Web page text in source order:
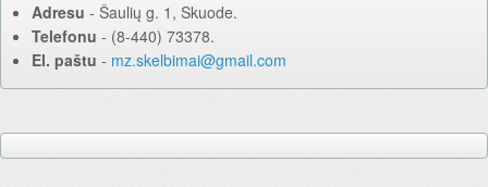
Adresu ‐ Šaulių g. 1, Skuode.
Telefonu ‐ (8-440) 73378.
El. paštu ‐ mz.skelbimai@gmail.com